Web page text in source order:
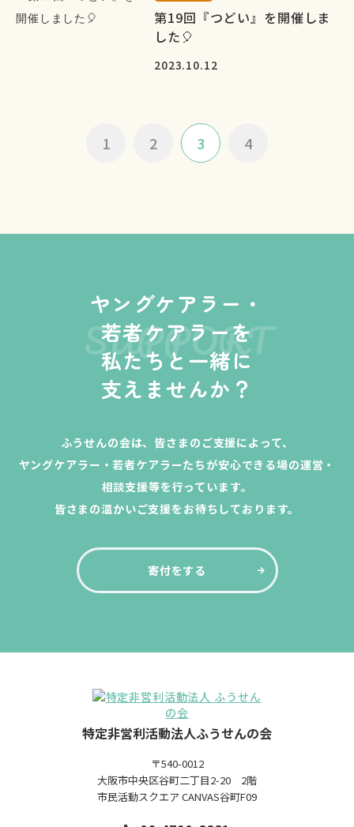
第19回『つどい』を開催しま
した🎈
2023.10.12
1 2 3 4
ヤングケアラー・
若者ケアラーを
私たちと一緒に
支えませんか？
SUPPORT
ふうせんの会は、皆さまのご支援によって、
ヤングケアラー・若者ケアラーたちが安心できる場の運営・
相談支援等を行っています。
皆さまの温かいご支援をお待ちしております。
寄付をする
特定非営利活動法人ふうせんの会
〒540-0012
大阪市中央区谷町二丁目2-20 2階
市民活動スクエア CANVAS谷町F09